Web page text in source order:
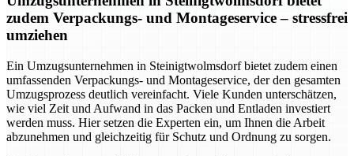
zudem Verpackungs- und Montageservice – stressfrei
umziehen
Ein Umzugsunternehmen in Steinigtwolmsdorf bietet zudem einen
umfassenden Verpackungs- und Montageservice, der den gesamten
Umzugsprozess deutlich vereinfacht. Viele Kunden unterschätzen,
wie viel Zeit und Aufwand in das Packen und Entladen investiert
werden muss. Hier setzen die Experten ein, um Ihnen die Arbeit
abzunehmen und gleichzeitig für Schutz und Ordnung zu sorgen.